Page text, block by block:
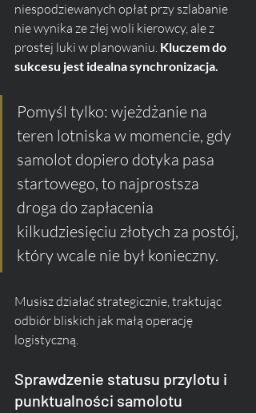
niespodziewanych opłat przy szlabanie
nie wynika ze złej woli kierowcy, ale z
prostej luki w planowaniu. Kluczem do
sukcesu jest idealna synchronizacja.
Pomyśl tylko: wjeżdżanie na
teren lotniska w momencie, gdy
samolot dopiero dotyka pasa
startowego, to najprostsza
droga do zapłacenia
kilkudziesięciu złotych za postój,
który wcale nie był konieczny.
Musisz działać strategicznie, traktując
odbiór bliskich jak małą operację
logistyczną.
Sprawdzenie statusu przylotu i
punktualności samolotu